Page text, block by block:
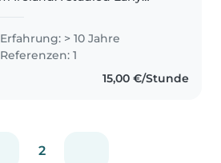
since then I have been
with children in a day
centre and also teaching..
Erfahrung: > 10 Jahre
Referenzen: 1
15,00 €/Stunde
2